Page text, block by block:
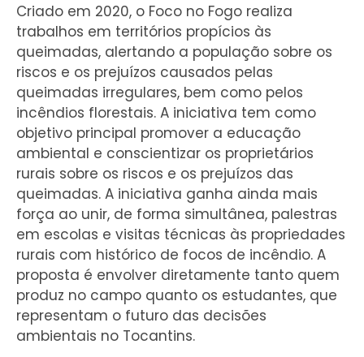
Criado em 2020, o Foco no Fogo realiza
trabalhos em territórios propícios às
queimadas, alertando a população sobre os
riscos e os prejuízos causados pelas
queimadas irregulares, bem como pelos
incêndios florestais. A iniciativa tem como
objetivo principal promover a educação
ambiental e conscientizar os proprietários
rurais sobre os riscos e os prejuízos das
queimadas. A iniciativa ganha ainda mais
força ao unir, de forma simultânea, palestras
em escolas e visitas técnicas às propriedades
rurais com histórico de focos de incêndio. A
proposta é envolver diretamente tanto quem
produz no campo quanto os estudantes, que
representam o futuro das decisões
ambientais no Tocantins.